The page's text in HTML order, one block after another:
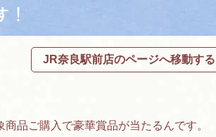
！
JR奈良駅前店のページへ移動する
品ご購入で豪華賞品が当たるんです。